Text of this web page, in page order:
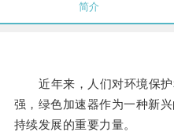
简介
近年来，人们对环境保护
强，绿色加速器作为一种新
持续发展的重要力量。